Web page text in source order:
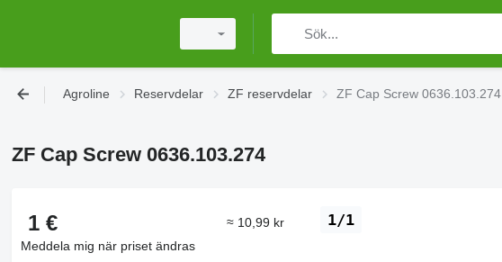
Agroline Reservdelar ZF reservdelar ZF Cap Screw 0636.103.274
ZF Cap Screw 0636.103.274
1/1
1 €
≈ 10,99 kr
Meddela mig när priset ändras